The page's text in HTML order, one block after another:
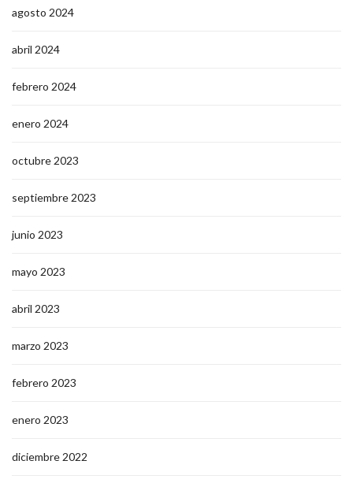
agosto 2024
abril 2024
febrero 2024
enero 2024
octubre 2023
septiembre 2023
junio 2023
mayo 2023
abril 2023
marzo 2023
febrero 2023
enero 2023
diciembre 2022